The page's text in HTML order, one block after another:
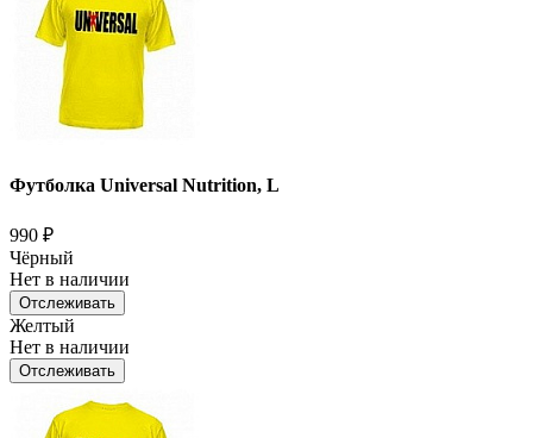
Футболка Universal Nutrition, L
990 ₽
Чёрный
Нет в наличии
Отслеживать
Желтый
Нет в наличии
Отслеживать